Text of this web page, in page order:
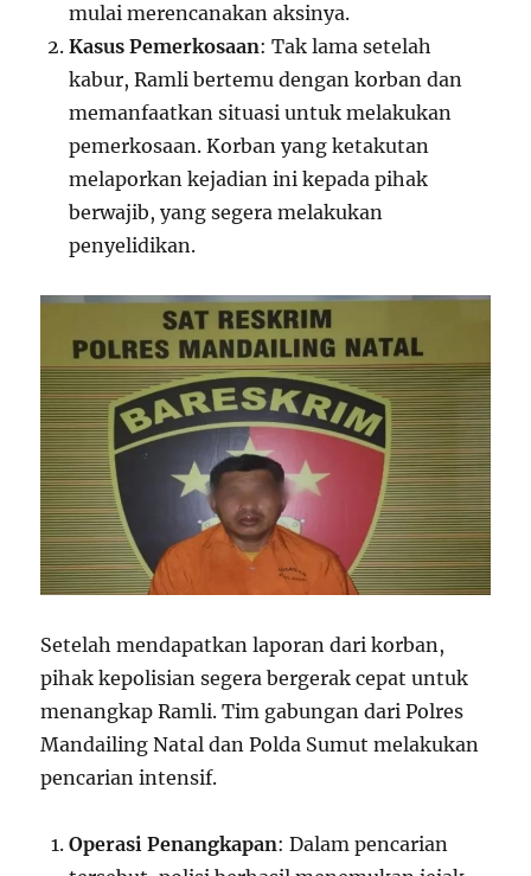
mulai merencanakan aksinya.
Kasus Pemerkosaan: Tak lama setelah
kabur, Ramli bertemu dengan korban dan
memanfaatkan situasi untuk melakukan
pemerkosaan. Korban yang ketakutan
melaporkan kejadian ini kepada pihak
berwajib, yang segera melakukan
penyelidikan.
Setelah mendapatkan laporan dari korban,
pihak kepolisian segera bergerak cepat untuk
menangkap Ramli. Tim gabungan dari Polres
Mandailing Natal dan Polda Sumut melakukan
pencarian intensif.
Operasi Penangkapan: Dalam pencarian